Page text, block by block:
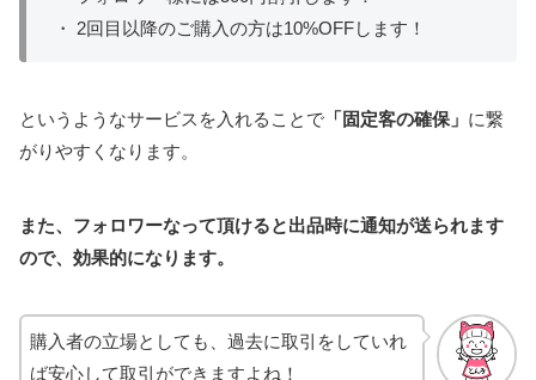
・ 2回目以降のご購入の方は10%OFFします！
というようなサービスを入れることで 「固定客の確保」 に繋
がりやすくなります。
また、フォロワーなって頂けると出品時に通知が送られます
ので、効果的になります。
購入者の立場としても、過去に取引をしていれ
ば安心して取引ができますよね！